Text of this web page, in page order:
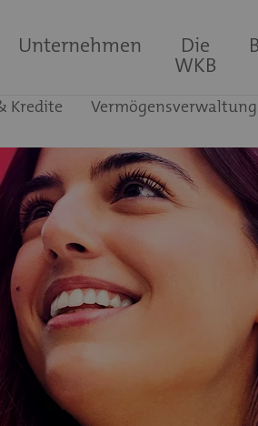
Kredite Vermögensverwaltung
Unternehmen Die
WKB